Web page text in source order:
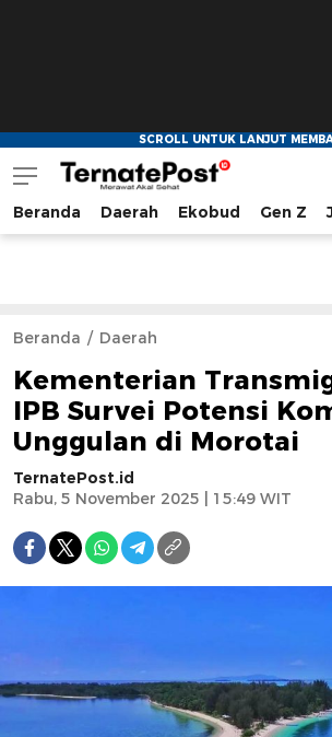
TernatePost.id
merawat akal sehat
Beranda Daerah Ekobud Gen Z
Beranda Daerah
Kementerian
IPB Survei Potensi
Unggulan di Morotai
TernatePost.id
Rabu, 5 November 2025 | 15:49 WIT